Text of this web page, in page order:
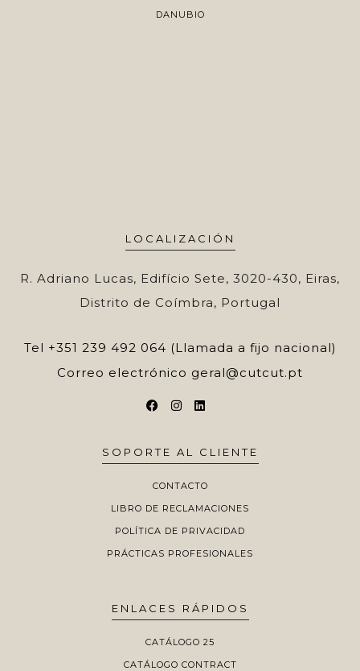
DANUBIO
LOCALIZACIÓN
R. Adriano Lucas, Edifício Sete, 3020-430, Eiras,
Distrito de Coímbra, Portugal
Tel +351 239 492 064 (Llamada a fijo nacional)
Correo electrónico geral@cutcut.pt
SOPORTE AL CLIENTE
CONTACTO
LIBRO DE RECLAMACIONES
POLÍTICA DE PRIVACIDAD
PRÁCTICAS PROFESIONALES
ENLACES RÁPIDOS
CATÁLOGO 25
CATÁLOGO CONTRACT